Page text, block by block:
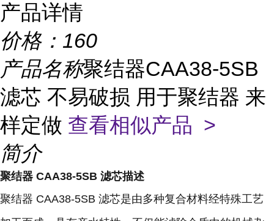
产品详情
价格： 160
产品名称聚结器CAA38-5SB
滤芯 不易破损 用于聚结器 来
样定做 查看相似产品 >
简介
聚结器 CAA38-5SB 滤芯描述
聚结器 CAA38-5SB 滤芯是由多种复合材料经特殊工艺